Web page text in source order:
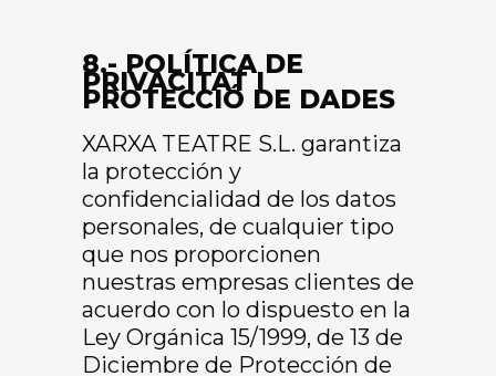
8.- POLÍTICA DE
PRIVACITAT I
PROTECCIÓ DE DADES
XARXA TEATRE S.L. garantiza
la protección y
confidencialidad de los datos
personales, de cualquier tipo
que nos proporcionen
nuestras empresas clientes de
acuerdo con lo dispuesto en la
Ley Orgánica 15/1999, de 13 de
Diciembre de Protección de